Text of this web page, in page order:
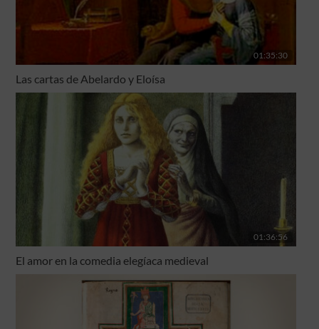
01:35:30
Las cartas de Abelardo y Eloísa
01:36:56
El amor en la comedia elegíaca medieval